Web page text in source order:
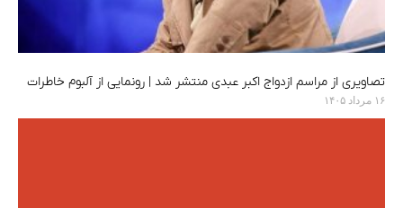
تصاویری از مراسم ازدواج اکبر عبدی منتشر شد | رونمایی از آلبوم خاطرات
۱۶ مرداد ۱۴۰۵